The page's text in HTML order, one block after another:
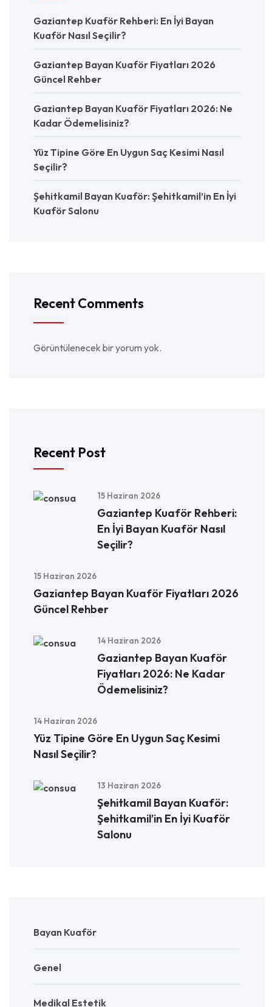
Gaziantep Kuaför Rehberi: En İyi Bayan
Kuaför Nasıl Seçilir?
Gaziantep Bayan Kuaför Fiyatları 2026
Güncel Rehber
Gaziantep Bayan Kuaför Fiyatları 2026: Ne
Kadar Ödemelisiniz?
Yüz Tipine Göre En Uygun Saç Kesimi Nasıl
Seçilir?
Şehitkamil Bayan Kuaför: Şehitkamil’in En İyi
Kuaför Salonu
Recent Comments
Görüntülenecek bir yorum yok.
Recent Post
15 Haziran 2026
Gaziantep Kuaför Rehberi:
En İyi Bayan Kuaför Nasıl
Seçilir?
15 Haziran 2026
Gaziantep Bayan Kuaför Fiyatları 2026
Güncel Rehber
14 Haziran 2026
Gaziantep Bayan Kuaför
Fiyatları 2026: Ne Kadar
Ödemelisiniz?
14 Haziran 2026
Yüz Tipine Göre En Uygun Saç Kesimi
Nasıl Seçilir?
13 Haziran 2026
Şehitkamil Bayan Kuaför:
Şehitkamil’in En İyi Kuaför
Salonu
Bayan Kuaför
Genel
Medikal Estetik